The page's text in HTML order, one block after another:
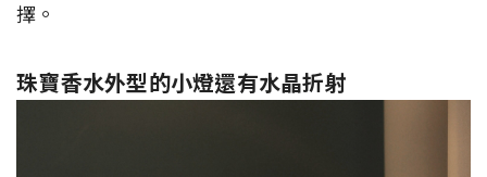
擇。
珠寶香水外型的小燈還有水晶折射